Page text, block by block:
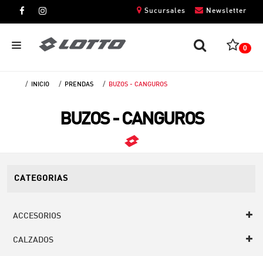
Newsletter
Sucursales
0
INICIO PRENDAS BUZOS - CANGUROS
BUZOS - CANGUROS
CATEGORIAS
ACCESORIOS
CALZADOS